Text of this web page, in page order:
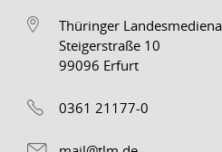
Thüringer
Steigerstraße 10
99096 Erfurt
0361 21177-0